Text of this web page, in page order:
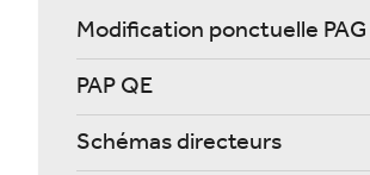
Modification ponctuelle PAG
PAP QE
Schémas directeurs